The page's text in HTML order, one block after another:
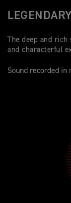
The deep and
and characterful
Sound recorded in